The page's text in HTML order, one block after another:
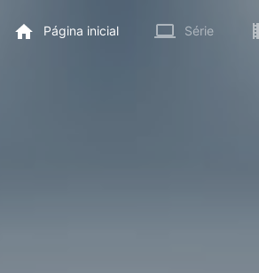
Página inicial Série